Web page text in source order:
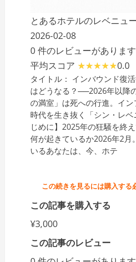
とあるホテルのレベニュ
2026-02-08
0 件のレビューがあります
平均スコア
0.0
タイトル： インバウンド復
はどうなる？──2026年以降
の満室」は死への行進。イン
時代を生き抜く「シン・レ
じめに】2025年の狂騒を終
何が起きているか2026年2月
いるあなたは、今、ホテ
この続きを見るには購入する
この記事を購入する
¥3,000
この記事のレビュー